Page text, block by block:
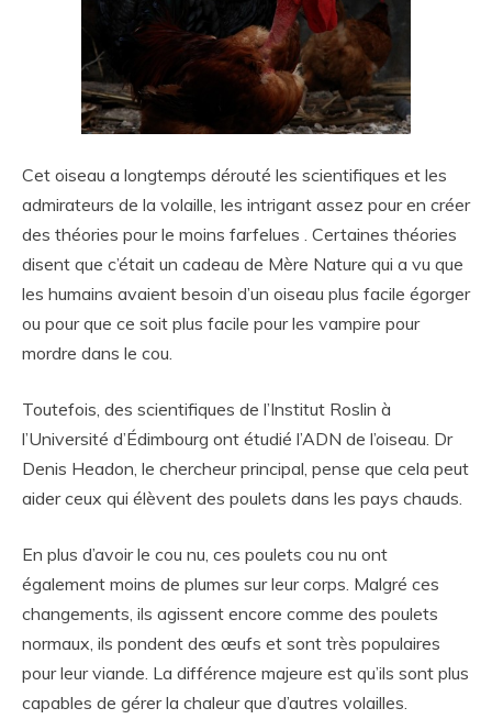
Cet oiseau a longtemps dérouté les scientifiques et les
admirateurs de la volaille, les intrigant assez pour en créer
des théories pour le moins farfelues . Certaines théories
disent que c’était un cadeau de Mère Nature qui a vu que
les humains avaient besoin d’un oiseau plus facile égorger
ou pour que ce soit plus facile pour les vampire pour
mordre dans le cou.
Toutefois, des scientifiques de l’Institut Roslin à
l’Université d’Édimbourg ont étudié l’ADN de l’oiseau. Dr
Denis Headon, le chercheur principal, pense que cela peut
aider ceux qui élèvent des poulets dans les pays chauds.
En plus d’avoir le cou nu, ces poulets cou nu ont
également moins de plumes sur leur corps. Malgré ces
changements, ils agissent encore comme des poulets
normaux, ils pondent des œufs et sont très populaires
pour leur viande. La différence majeure est qu’ils sont plus
capables de gérer la chaleur que d’autres volailles.